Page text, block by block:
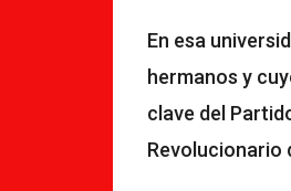
En esa
hermanos y
clave del
Revolucionario